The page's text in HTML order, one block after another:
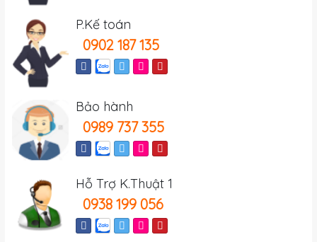
P.Kế toán
0902 187 135
Bảo hành
0989 737 355
Hỗ Trợ K.Thuật 1
0938 199 056